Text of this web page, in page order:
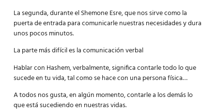
La segunda, durante el Shemone Esre, que nos sirve como la
puerta de entrada para comunicarle nuestras necesidades y dura
unos pocos minutos.
La parte más difícil es la comunicación verbal
Hablar con Hashem, verbalmente, significa contarle todo lo que
sucede en tu vida, tal como se hace con una persona física…
A todos nos gusta, en algún momento, contarle a los demás lo
que está sucediendo en nuestras vidas.